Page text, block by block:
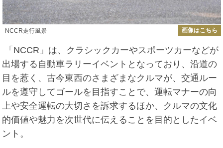
NCCR走行風景 画像はこちら
「 NCCR 」は、クラシックカーやスポーツカーなどが
出場する自動車ラリーイベントとなっており、沿道の
目を惹く、古今東西のさまざまなクルマが、交通ルー
ルを遵守してゴールを目指すことで、運転マナーの向
上や安全運転の大切さを訴求するほか、クルマの文化
的価値や魅力を次世代に伝えることを目的としたイベ
ント。